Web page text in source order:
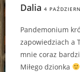
Dalia 4
Pandemonium
zapowiedziach a
mnie coraz
Miłego dzionka